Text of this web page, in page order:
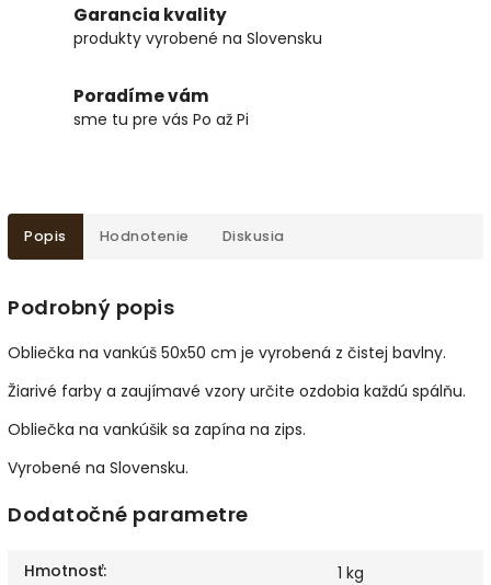
Garancia kvality
produkty vyrobené na Slovensku
Poradíme vám
sme tu pre vás Po až Pi
Popis Hodnotenie Diskusia
Podrobný popis
Obliečka na vankúš 50x50 cm je vyrobená z čistej bavlny.
Žiarivé farby a zaujímavé vzory určite ozdobia každú spálňu.
Obliečka na vankúšik sa zapína na zips.
Vyrobené na Slovensku.
Dodatočné parametre
Hmotnosť: 1 kg